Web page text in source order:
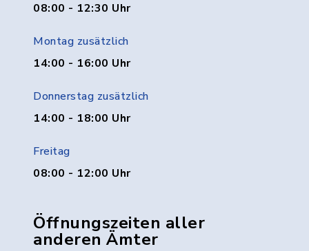
08:00 - 12:30 Uhr
Montag zusätzlich
14:00 - 16:00 Uhr
Donnerstag zusätzlich
14:00 - 18:00 Uhr
Freitag
08:00 - 12:00 Uhr
Öffnungszeiten aller
anderen Ämter